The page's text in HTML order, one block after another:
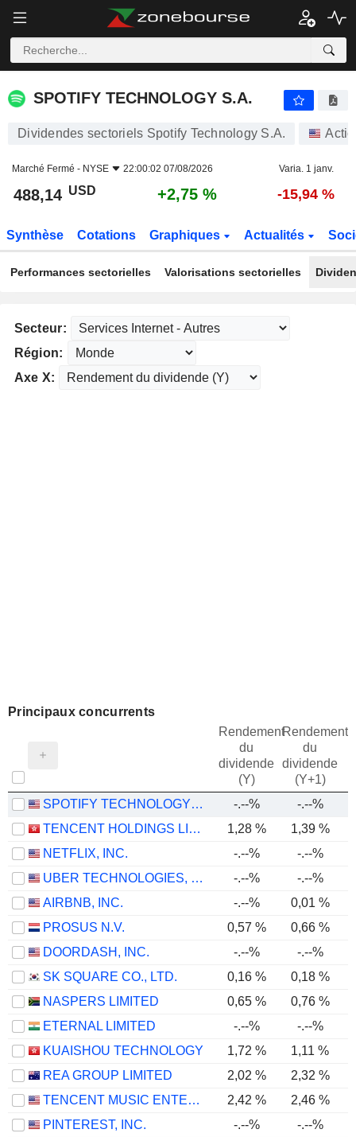
SPOTIFY TECHNOLOGY S.A.
SPOTIFY TECHNOLOGY S.A.
Dividendes sectoriels Spotify Technology S.A.
Marché Fermé - NYSE 22:00:02 07/08/2026 Varia. 1 janv.
488,14 USD +2,75 % -15,94 %
Synthèse Cotations Graphiques Actualités
Performances sectorielles Valorisations sectorielles
Secteur:
Région:
Axe X:
Principaux concurrents
Rendement
du
dividende
(Y)
Rendement
du
dividende
(Y+1)
SPOTIFY TECHNOLOGY S.A. -.--% -.--%
TENCENT HOLDINGS LIMITED
1,28 % 1,39 %
NETFLIX, INC.
-.--% -.--%
UBER TECHNOLOGIES, INC.
-.--% -.--%
AIRBNB, INC.
-.--% 0,01 %
PROSUS N.V.
0,57 % 0,66 %
DOORDASH, INC.
-.--% -.--%
SK SQUARE CO., LTD.
0,16 %
0,18 %
NASPERS LIMITED
0,65 %
0,76 %
ETERNAL LIMITED
-.--% -.--%
KUAISHOU TECHNOLOGY
1,72 % 1,11 %
REA GROUP LIMITED
2,02 %
2,32 %
TENCENT MUSIC ENTERTAINMENT GROUP
2,42 % 2,46 %
PINTEREST, INC.
-.--% -.--%